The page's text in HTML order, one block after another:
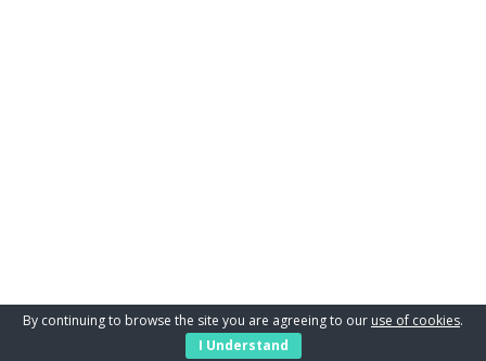
By continuing to browse the site you are agreeing to our use of cookies.
I Understand